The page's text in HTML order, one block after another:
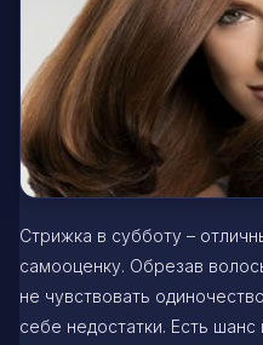
Стрижка в субботу –
самооценку. Обрезав
не чувствовать
себе недостатки. Есть